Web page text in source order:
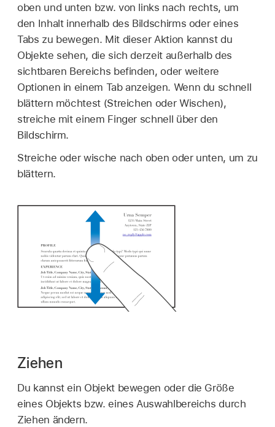
oben und unten bzw. von links nach rechts, um
den Inhalt innerhalb des Bildschirms oder eines
Tabs zu bewegen. Mit dieser Aktion kannst du
Objekte sehen, die sich derzeit außerhalb des
sichtbaren Bereichs befinden, oder weitere
Optionen in einem Tab anzeigen. Wenn du schnell
blättern möchtest (Streichen oder Wischen),
streiche mit einem Finger schnell über den
Bildschirm.
Streiche oder wische nach oben oder unten, um zu
blättern.
Ziehen
Du kannst ein Objekt bewegen oder die Größe
eines Objekts bzw. eines Auswahlbereichs durch
Ziehen ändern.